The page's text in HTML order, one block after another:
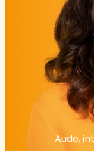
Aude,